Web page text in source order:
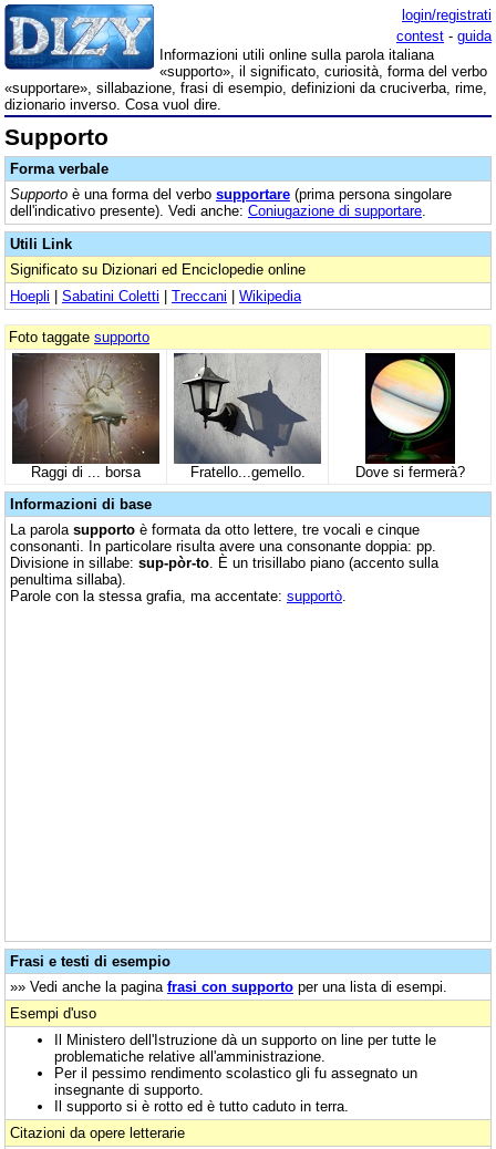
login/registrati
contest - guida
Informazioni utili online sulla parola italiana
«supporto», il significato, curiosità, forma del verbo
«supportare», sillabazione, frasi di esempio, definizioni da cruciverba, rime,
dizionario inverso. Cosa vuol dire.
Supporto
Forma verbale
Supporto è una forma del verbo supportare (prima persona singolare
dell'indicativo presente). Vedi anche: Coniugazione di supportare
Utili Link
Significato su Dizionari ed Enciclopedie online
Hoepli | Sabatini Coletti | Treccani | Wikipedia
Foto taggate supporto
Raggi di ... borsa Fratello...gemello.
Dove si fermerà?
Informazioni di base
La parola supporto è formata da otto lettere, tre vocali e cinque
consonanti. In particolare risulta avere una consonante doppia: pp.
Divisione in sillabe: sup-pòr-to . È un trisillabo piano (accento sulla
penultima sillaba).
Parole con la stessa grafia, ma accentate: supportò
Frasi e testi di esempio
»» Vedi anche la pagina frasi con supporto per una lista di esempi.
Esempi d'uso
Il Ministero dell'Istruzione dà un supporto on line per tutte le
problematiche relative all'amministrazione.
Per il pessimo rendimento scolastico gli fu assegnato un
insegnante di supporto.
Il supporto si è rotto ed è tutto caduto in terra.
Citazioni da opere letterarie